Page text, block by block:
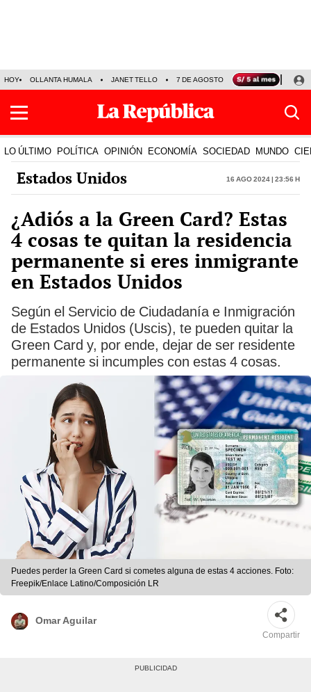
HOY OLLANTA HUMALA JANET TELLO 7 DE AGOSTO TINKA RESULTADOS
LO ÚLTIMO POLÍTICA OPINIÓN ECONOMÍA SOCIEDAD MUNDO
Estados Unidos 16 Ago 2024 | 23:56 h
¿Adiós a la Green Card? Estas
4 cosas te quitan la residencia
permanente si eres inmigrante
en Estados Unidos
Según el Servicio de Ciudadanía e Inmigración
de Estados Unidos (Uscis), te pueden quitar la
Green Card y, por ende, dejar de ser residente
permanente si incumples con estas 4 cosas.
Puedes perder la Green Card si cometes alguna de estas 4 acciones. Foto:
Freepik/Enlace Latino/Composición LR
Omar Aguilar
Compartir